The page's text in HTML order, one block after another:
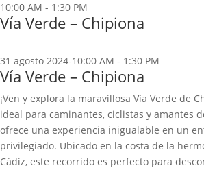
10:00 AM - 1:30 PM
Vía Verde – Chipiona
31 agosto 2024-10:00 AM - 1:30 PM
Vía Verde – Chipiona
¡Ven y explora la maravillosa Vía Verde de
ideal para caminantes, ciclistas y amantes
ofrece una experiencia inigualable en un
privilegiado. Ubicado en la costa de la
Cádiz, este recorrido es perfecto para